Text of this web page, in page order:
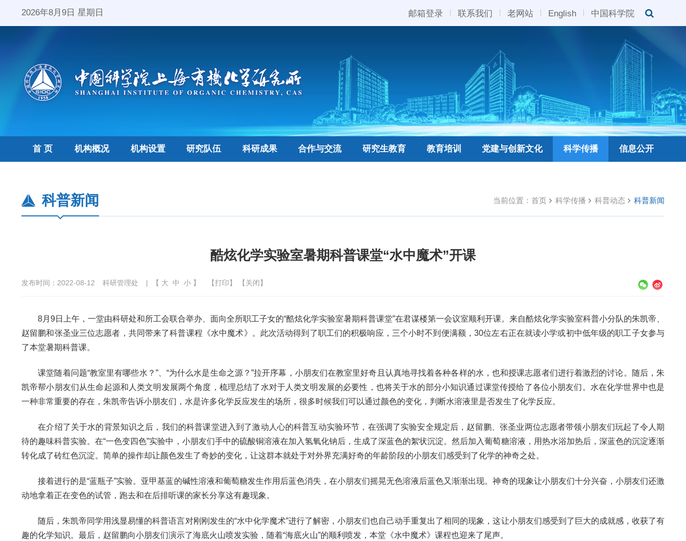
2026年8月9日 星期日 邮箱登录 联系我们 老网站 English 中国科学院
首 页 机构概况 机构设置 研究队伍 科研成果 合作与交流 研究生教育 教育培训 党建与创新文化 科学传播 信息公开
当前位置： 首页 科学传播 科普动态 科普新闻
科普新闻
酷炫化学实验室暑期科普课堂“水中魔术”开课
发布时间：2022-08-12 科研管理处 | 【 大 中 小 】 【打印】 【关闭】
8月9日上午，一堂由科研处和所工会联合举办、面向全所职工子女的“酷炫化学实验室暑期科普课堂”在君谋楼第一会议室顺利开课。来自酷炫化学实验室科普小分队的朱凯帝、
赵留鹏和张圣业三位志愿者，共同带来了科普课程《水中魔术》。此次活动得到了职工们的积极响应，三个小时不到便满额，30位左右正在就读小学或初中低年级的职工子女参与
了本堂暑期科普课。
课堂随着问题“教室里有哪些水？”、“为什么水是生命之源？”拉开序幕，小朋友们在教室里好奇且认真地寻找着各种各样的水，也和授课志愿者们进行着激烈的讨论。随后，朱
凯帝帮小朋友们从生命起源和人类文明发展两个角度，梳理总结了水对于人类文明发展的必要性，也将关于水的部分小知识通过课堂传授给了各位小朋友们。水在化学世界中也是
一种非常重要的存在，朱凯帝告诉小朋友们，水是许多化学反应发生的场所，很多时候我们可以通过颜色的变化，判断水溶液里是否发生了化学反应。
在介绍了关于水的背景知识之后，我们的科普课堂进入到了激动人心的科普互动实验环节，在强调了实验安全规定后，赵留鹏、张圣业两位志愿者带领小朋友们玩起了令人期
待的趣味科普实验。在“一色变四色”实验中，小朋友们手中的硫酸铜溶液在加入氢氧化钠后，生成了深蓝色的絮状沉淀。然后加入葡萄糖溶液，用热水浴加热后，深蓝色的沉淀逐渐
转化成了砖红色沉淀。简单的操作却让颜色发生了奇妙的变化，让这群本就处于对外界充满好奇的年龄阶段的小朋友们感受到了化学的神奇之处。
接着进行的是“蓝瓶子”实验。亚甲基蓝的碱性溶液和葡萄糖发生作用后蓝色消失，在小朋友们摇晃无色溶液后蓝色又渐渐出现。神奇的现象让小朋友们十分兴奋，小朋友们还激
动地拿着正在变色的试管，跑去和在后排听课的家长分享这有趣现象。
随后，朱凯帝同学用浅显易懂的科普语言对刚刚发生的“水中化学魔术”进行了解密，小朋友们也自己动手重复出了相同的现象，这让小朋友们感受到了巨大的成就感，收获了有
趣的化学知识。最后，赵留鹏向小朋友们演示了海底火山喷发实验，随着“海底火山”的顺利喷发，本堂《水中魔术》课程也迎来了尾声。